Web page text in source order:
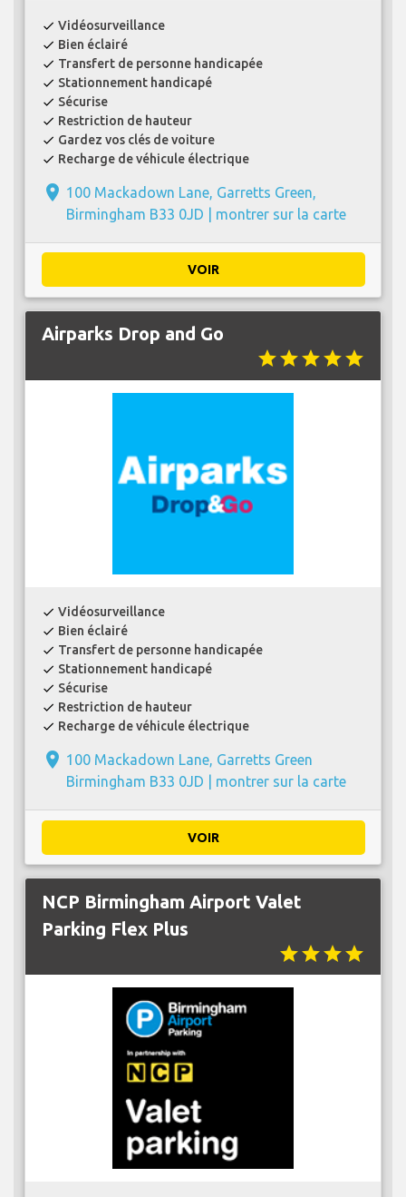
check Vidéosurveillance
check Bien éclairé
check Transfert de personne handicapée
check Stationnement handicapé
check Sécurise
check Restriction de hauteur
check Gardez vos clés de voiture
check Recharge de véhicule électrique
place 100 Mackadown Lane, Garretts Green,
Birmingham B33 0JD | montrer sur la carte
VOIR
Airparks Drop and Go
starstarstarstarstar
check Vidéosurveillance
check Bien éclairé
check Transfert de personne handicapée
check Stationnement handicapé
check Sécurise
check Restriction de hauteur
check Recharge de véhicule électrique
place 100 Mackadown Lane, Garretts Green
Birmingham B33 0JD | montrer sur la carte
VOIR
NCP Birmingham Airport Valet
Parking Flex Plus
starstarstarstar